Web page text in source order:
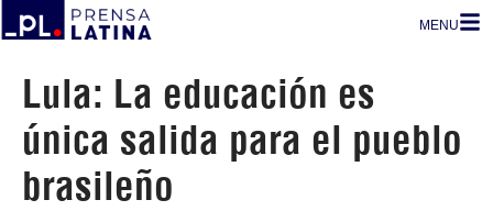
MENU
Lula: La educación es
única salida para el pueblo
brasileño